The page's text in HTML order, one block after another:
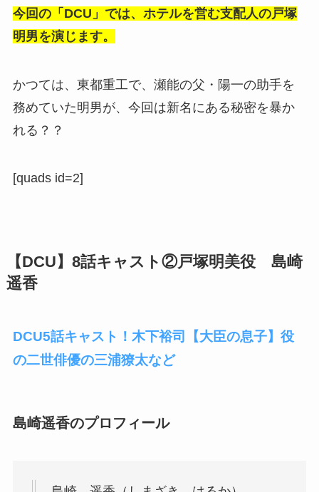
今回の「DCU」では、ホテルを営む支配人の戸塚
明男を演じます。
かつては、東都重工で、瀬能の父・陽一の助手を
務めていた明男が、今回は新名にある秘密を暴か
れる？？
[quads id=2]
【DCU】8話キャスト②戸塚明美役 島崎
遥香
DCU5話キャスト！木下裕司【大臣の息子】役
の二世俳優の三浦獠太など
島崎遥香のプロフィール